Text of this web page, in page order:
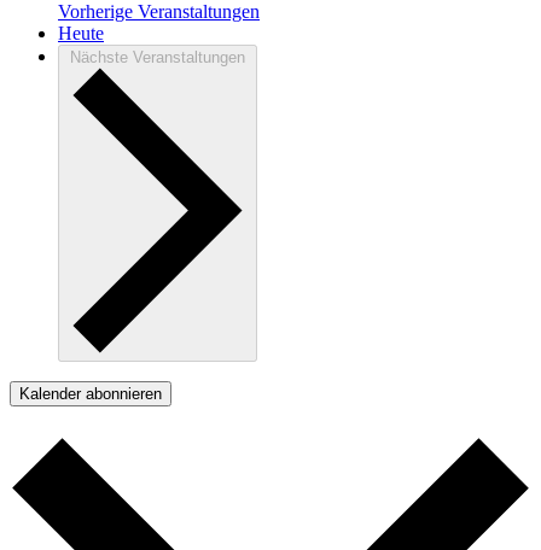
Vorherige Veranstaltungen
Heute
Nächste Veranstaltungen
Kalender abonnieren